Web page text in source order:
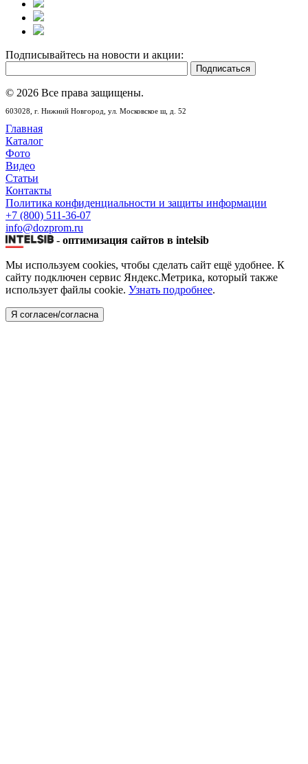
Подписывайтесь на новости и акции:
© 2026 Все права защищены.
603028, г. Нижний Новгород, ул. Московское ш, д. 52
Главная
Каталог
Фото
Видео
Статьи
Контакты
Политика конфиденциальности и защиты информации
+7 (800) 511-36-07
info@dozprom.ru
- оптимизация сайтов в intelsib
Мы используем cookies, чтобы сделать сайт ещё удобнее. К
сайту подключен сервис Яндекс.Метрика, который также
использует файлы cookie. Узнать подробнее.
Я согласен/согласна